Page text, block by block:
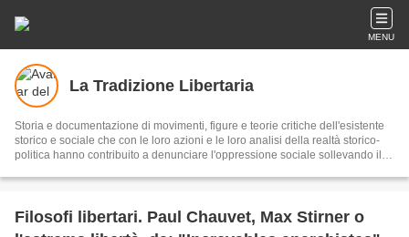
MENU
La Tradizione Libertaria
Storia e documentazione di movimenti, figure e teorie critiche dell'esistente
storico e sociale che con le loro azioni e le loro analisi della realtà storico-
politica hanno contribuito a denunciare l'oppressione sociale sollevando il
verso una società autenticamente libera.
Filosofi libertari. Paul Chauvet, Max Stirner o